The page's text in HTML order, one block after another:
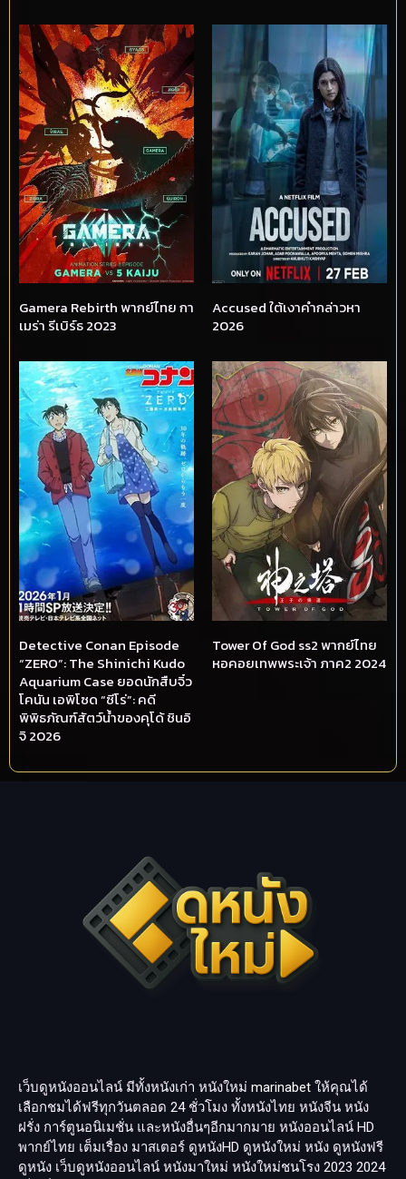
Gamera Rebirth พากย์ไทย กา
เมร่า รีเบิร์ธ 2023
Accused ใต้เงาคำกล่าวหา
2026
Detective Conan Episode
“ZERO”: The Shinichi Kudo
Aquarium Case ยอดนักสืบจิ๋ว
โคนัน เอพิโซด “ซีโร่”: คดี
พิพิธภัณฑ์สัตว์น้ำของคุโด้ ชินอิ
จิ 2026
Tower Of God ss2 พากย์ไทย
หอคอยเทพพระเจ้า ภาค2 2024
เว็บดูหนังออนไลน์ มีทั้งหนังเก่า หนังใหม่ marinabet ให้คุณได้
เลือกชมได้ฟรีทุกวันตลอด 24 ชั่วโมง ทั้งหนังไทย หนังจีน หนัง
ฝรั่ง การ์ตูนอนิเมชั่น และหนังอื่นๆอีกมากมาย หนังออนไลน์ HD
พากย์ไทย เต็มเรื่อง มาสเตอร์ ดูหนังHD ดูหนังใหม่ หนัง ดูหนังฟรี
ดูหนัง เว็บดูหนังออนไลน์ หนังมาใหม่ หนังใหม่ชนโรง 2023 2024